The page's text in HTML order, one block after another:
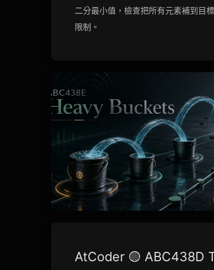
二分最小值，檢查把所有元素補到目
限制。
AtCoder 🟡 ABC438D